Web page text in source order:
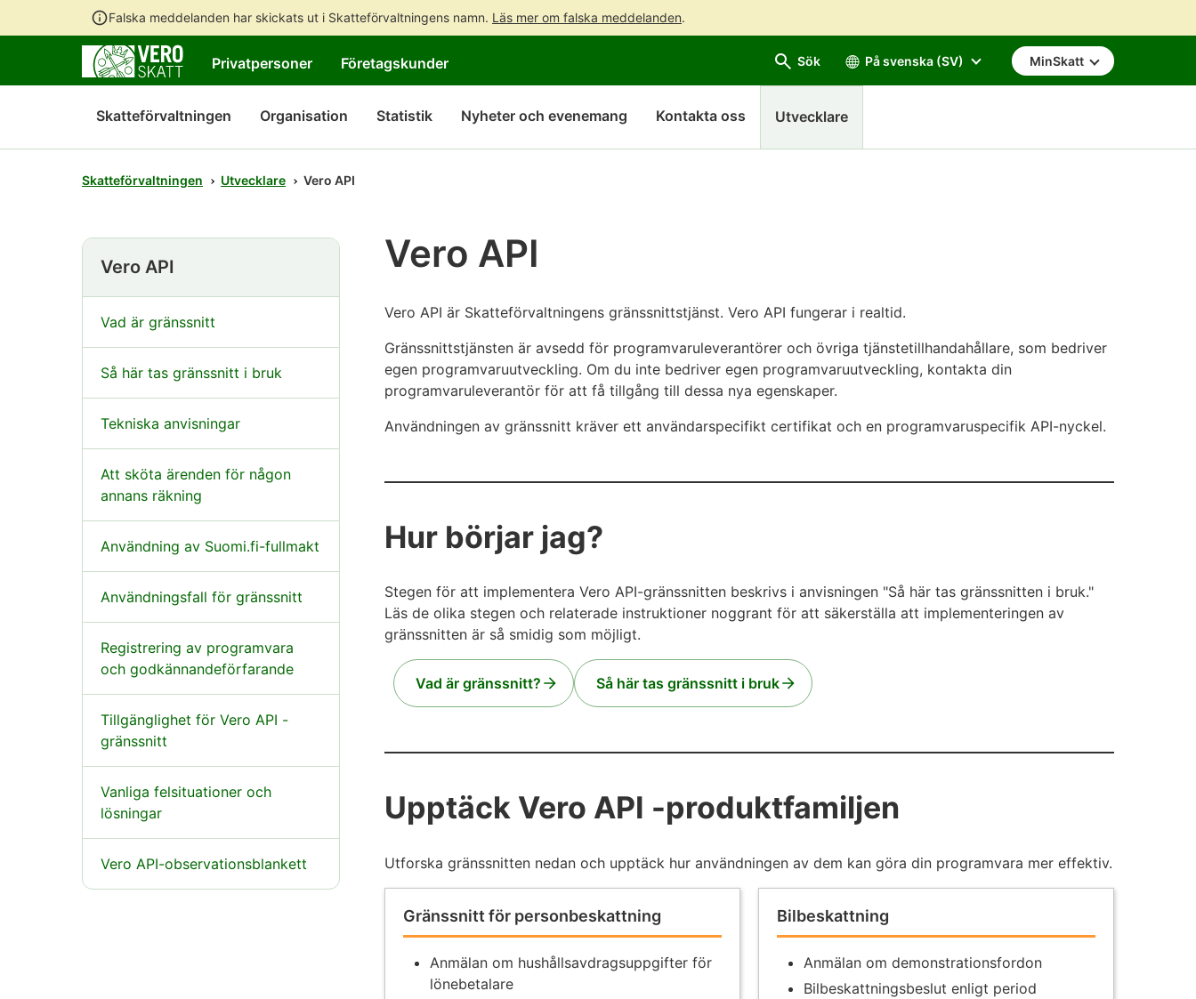
Falska meddelanden har skickats ut i Skatteförvaltningens namn. Läs mer om falska meddelanden.
till
innehållet
hela
webbplatsens
Privatpersoner Företagskunder Sök På svenska (SV) MinSkatt
Skatteförvaltningen Organisation Statistik Nyheter och evenemang Kontakta oss Utvecklare
Skatteförvaltningen Utvecklare Vero API
Vero API
Vad är gränssnitt
Så här tas gränssnitt i bruk
Tekniska anvisningar
Att sköta ärenden för någon
annans räkning
Användning av Suomi.fi-fullmakt
Användningsfall för gränssnitt
Registrering av programvara
och godkännandeförfarande
Tillgänglighet för Vero API -
gränssnitt
Vanliga felsituationer och
lösningar
Vero API-observationsblankett
Vero API
Vero API är Skatteförvaltningens gränssnittstjänst. Vero API fungerar i realtid.
Gränssnittstjänsten är avsedd för programvaruleverantörer och övriga tjänstetillhandahållare, som bedriver
egen programvaruutveckling. Om du inte bedriver egen programvaruutveckling, kontakta din
programvaruleverantör för att få tillgång till dessa nya egenskaper.
Användningen av gränssnitt kräver ett användarspecifikt certifikat och en programvaruspecifik API-nyckel.
Hur börjar jag?
Stegen för att implementera Vero API-gränssnitten beskrivs i anvisningen "Så här tas gränssnitten i bruk."
Läs de olika stegen och relaterade instruktioner noggrant för att säkerställa att implementeringen av
gränssnitten är så smidig som möjligt.
Vad är gränssnitt? Så här tas gränssnitt i bruk
Upptäck Vero API -produktfamiljen
Utforska gränssnitten nedan och upptäck hur användningen av dem kan göra din programvara mer effektiv.
Gränssnitt för personbeskattning
Anmälan om hushållsavdragsuppgifter för
lönebetalare
Bilbeskattning
Anmälan om demonstrationsfordon
Bilbeskattningsbeslut enligt period